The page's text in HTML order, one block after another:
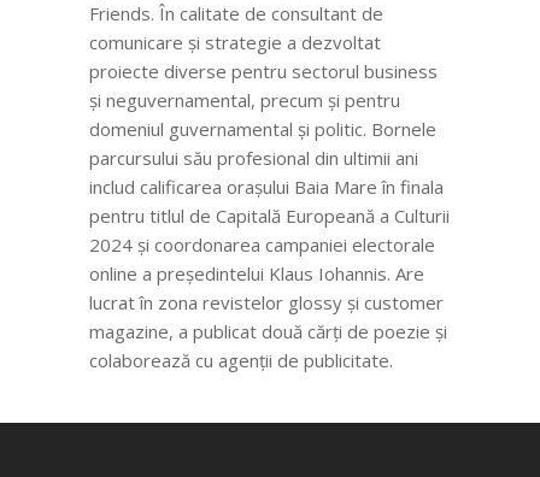
Friends. În calitate de consultant de
comunicare și strategie a dezvoltat
proiecte diverse pentru sectorul business
și neguvernamental, precum și pentru
domeniul guvernamental și politic. Bornele
parcursului său profesional din ultimii ani
includ calificarea orașului Baia Mare în finala
pentru titlul de Capitală Europeană a Culturii
2024 și coordonarea campaniei electorale
online a președintelui Klaus Iohannis. Are
lucrat în zona revistelor glossy și customer
magazine, a publicat două cărți de poezie și
colaborează cu agenții de publicitate.